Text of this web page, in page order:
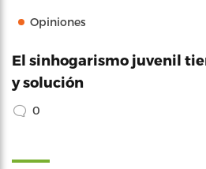
Opiniones
El sinhogarismo juvenil
y solución
0